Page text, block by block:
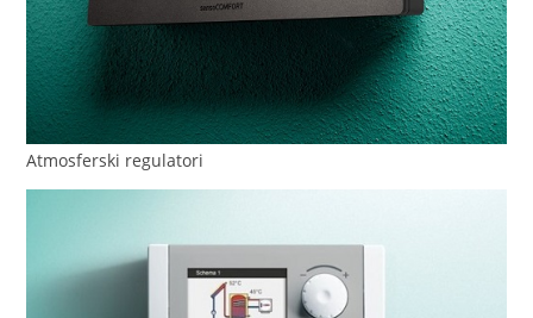
Atmosferski regulatori